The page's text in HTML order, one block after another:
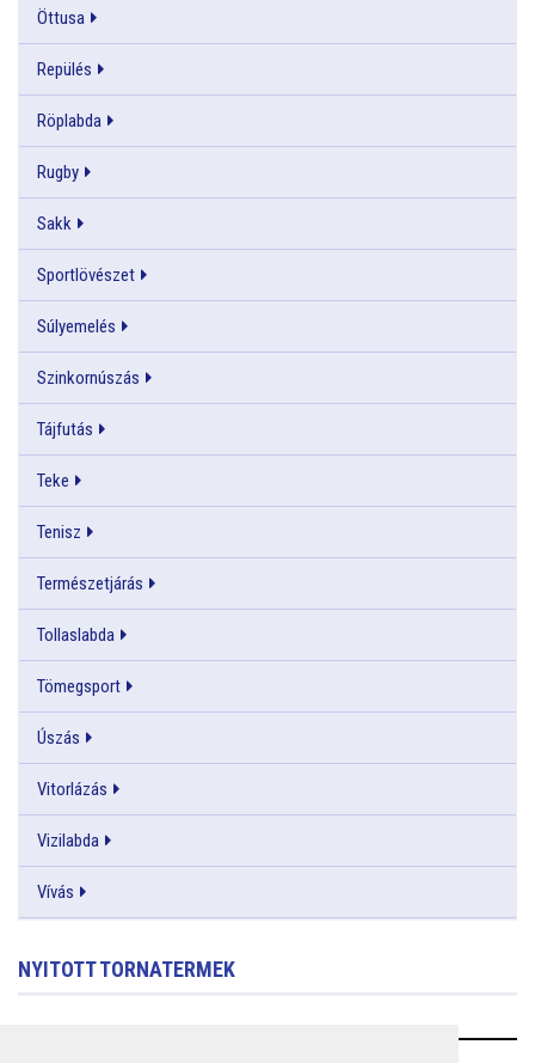
Öttusa
Repülés
Röplabda
Rugby
Sakk
Sportlövészet
Súlyemelés
Szinkornúszás
Tájfutás
Teke
Tenisz
Természetjárás
Tollaslabda
Tömegsport
Úszás
Vitorlázás
Vizilabda
Vívás
NYITOTT TORNATERMEK